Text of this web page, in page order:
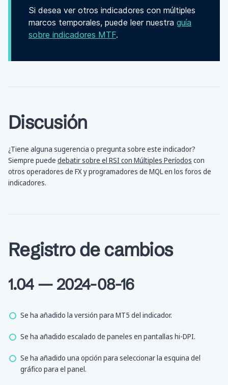
Si desea ver otros indicadores con múltiples
marcos temporales, puede leer nuestra guía
sobre indicadores MTF.
Discusión
¿Tiene alguna sugerencia o pregunta sobre este indicador?
Siempre puede debatir sobre el RSI con Múltiples Períodos con
otros operadores de FX y programadores de MQL en los foros de
indicadores.
Registro de cambios
1.04 — 2024-08-16
Se ha añadido la versión para MT5 del indicador.
Se ha añadido escalado de paneles en pantallas hi-DPI.
Se ha añadido una opción para seleccionar la esquina del
gráfico para el panel.